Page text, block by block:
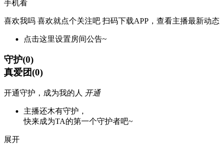
手机看
喜欢我吗 喜欢就点个关注吧 扫码下载APP，查看主播最新动态
点击这里设置房间公告~
守护(0)
真爱团(0)
开通守护，成为我的人 开通
主播还木有守护，
快来成为TA的第一个守护者吧~
展开